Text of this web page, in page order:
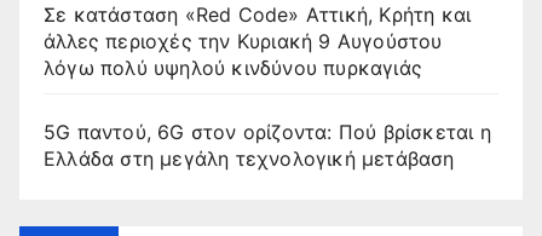
Σε κατάσταση «Red Code» Αττική, Κρήτη και
άλλες περιοχές την Κυριακή 9 Αυγούστου
λόγω πολύ υψηλού κινδύνου πυρκαγιάς
5G παντού, 6G στον ορίζοντα: Πού βρίσκεται η
Ελλάδα στη μεγάλη τεχνολογική μετάβαση